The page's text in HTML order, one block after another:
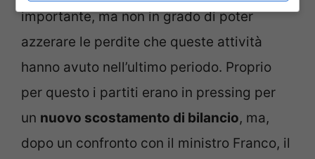
importante, ma non in grado di poter
azzerare le perdite che queste attività
hanno avuto nell’ultimo periodo. Proprio
per questo i partiti erano in pressing per
un nuovo scostamento di bilancio, ma,
dopo un confronto con il ministro Franco, il